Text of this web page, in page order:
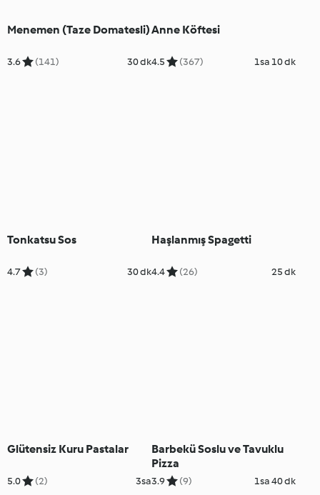
Menemen (Taze Domatesli)
3.6 (141) 30 dk
Anne Köftesi
4.5 (367) 1sa 10 dk
Tonkatsu Sos
4.7 (3) 30 dk
Haşlanmış Spagetti
4.4 (26) 25 dk
Glütensiz Kuru Pastalar
5.0 (2) 3sa
Barbekü Soslu ve Tavuklu
Pizza
3.9 (9) 1sa 40 dk